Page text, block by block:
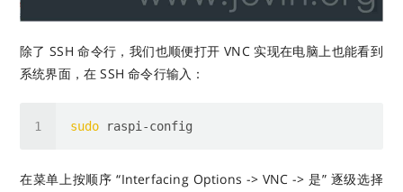
除了 SSH 命令行，我们也顺便打开 VNC 实现在电脑上也能看到
系统界面，在 SSH 命令行输入：
sudo
在菜单上按顺序 “Interfacing Options -> VNC -> 是” 逐级选择